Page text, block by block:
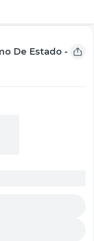
De Estado -